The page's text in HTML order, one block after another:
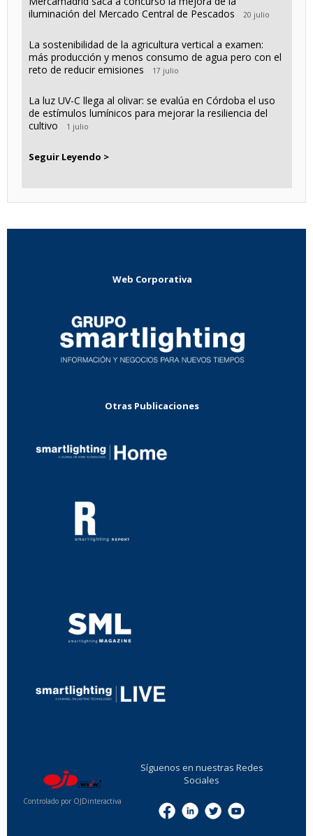
iluminación del Mercado Central de Pescados
20 julio
La sostenibilidad de la agricultura vertical a examen:
más producción y menos consumo de agua pero con el
reto de reducir emisiones
17 julio
La luz UV-C llega al olivar: se evalúa en Córdoba el uso
de estímulos lumínicos para mejorar la resiliencia del
cultivo
1 julio
Seguir Leyendo >
Web Corporativa
Otras Publicaciones
Controlado por OJDinteractiva
Síguenos en nuestras Redes
Sociales